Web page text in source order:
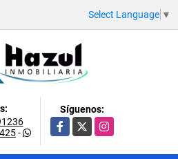
Select Language ▼
-
Síguenos:
Facebook
X Instagram